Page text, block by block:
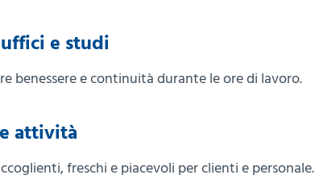
e studi
benessere e continuità durante le ore di lavoro.
attività
freschi e piacevoli per clienti e personale.